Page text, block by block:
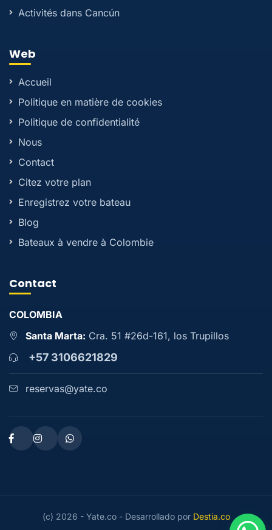
Activités dans Cancún
Web
Accueil
Politique en matière de cookies
Politique de confidentialité
Nous
Contact
Citez votre plan
Enregistrez votre bateau
Blog
Bateaux à vendre à Colombie
Contact
COLOMBIA
Santa Marta: Cra. 51 #26d-161, los Trupillos
+57 3106621829
reservas@yate.co
(c) 2026 - Yate.co - Desarrollado por Destia.co